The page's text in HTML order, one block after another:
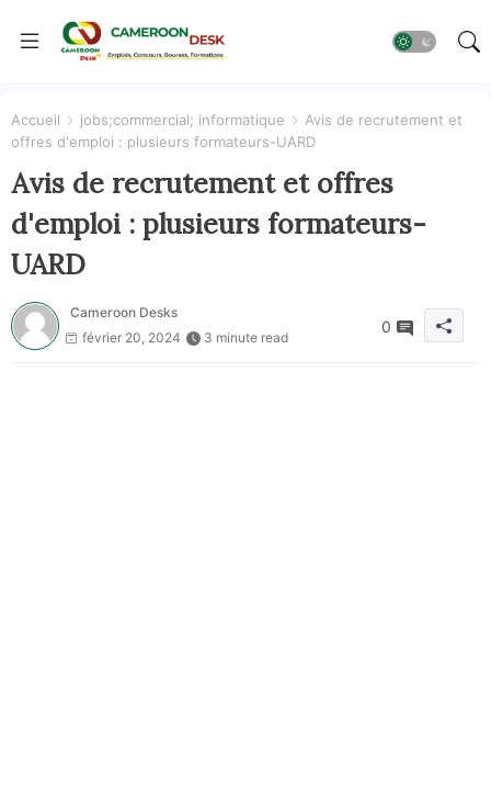
Accueil jobs;commercial; informatique
Avis de recrutement et
offres d'emploi : plusieurs formateurs-UARD
Avis de recrutement et offres
d'emploi : plusieurs formateurs-
UARD
Cameroon Desks
février 20, 2024
3 minute read
0